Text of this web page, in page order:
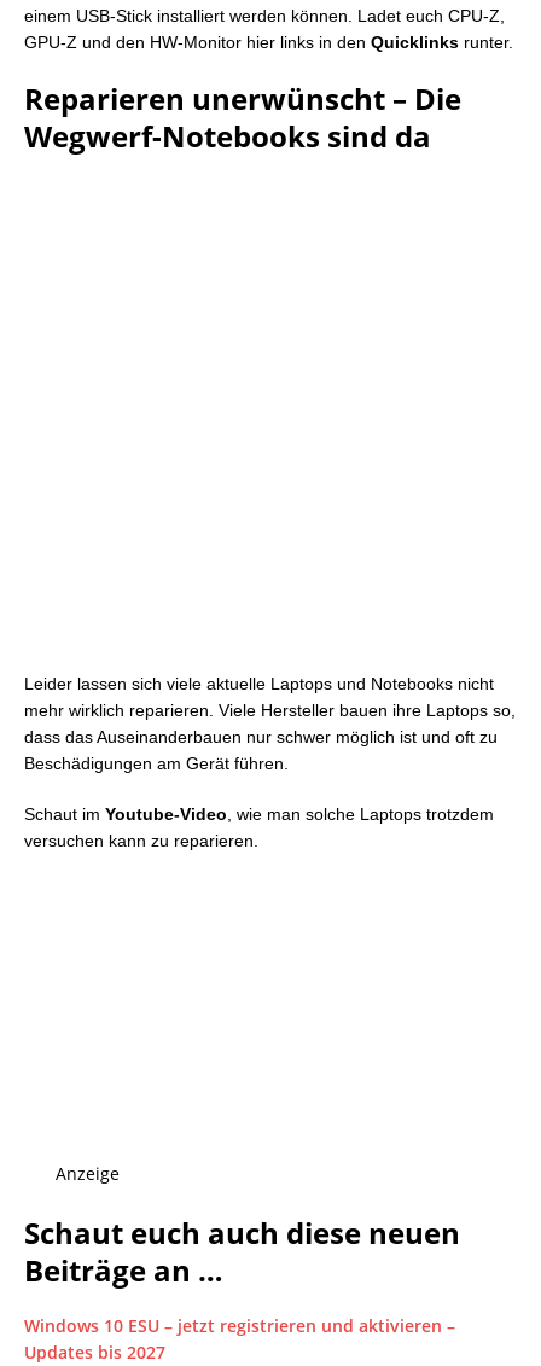
einem USB-Stick installiert werden können. Ladet euch CPU-Z,
GPU-Z und den HW-Monitor hier links in den Quicklinks runter.
Reparieren unerwünscht – Die
Wegwerf-Notebooks sind da
Leider lassen sich viele aktuelle Laptops und Notebooks nicht
mehr wirklich reparieren. Viele Hersteller bauen ihre Laptops so,
dass das Auseinanderbauen nur schwer möglich ist und oft zu
Beschädigungen am Gerät führen.
Schaut im Youtube-Video , wie man solche Laptops trotzdem
versuchen kann zu reparieren.
Anzeige
Schaut euch auch diese neuen
Beiträge an …
Windows 10 ESU – jetzt registrieren und aktivieren –
Updates bis 2027